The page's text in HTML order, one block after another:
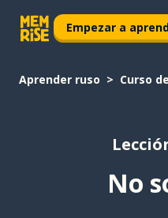
Empezar a
Aprender ruso Curso
No